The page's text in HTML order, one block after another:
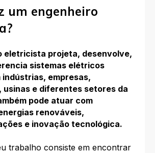
um engenheiro
eletricista projeta, desenvolve,
sistemas elétricos
indústrias, empresas,
usinas e diferentes setores da
pode atuar com
renováveis,
e inovação tecnológica.
trabalho consiste em encontrar